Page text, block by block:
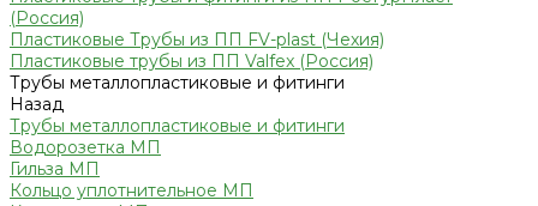
(Россия)
Пластиковые Трубы из ПП FV-plast (Чехия)
Пластиковые трубы из ПП Valfex (Россия)
Трубы металлопластиковые и фитинги
Назад
Трубы металлопластиковые и фитинги
Водорозетка МП
Гильза МП
Кольцо уплотнительное МП